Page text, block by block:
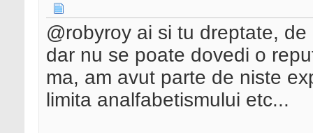
@robyroy ai si tu dreptate,
dar nu se poate dovedi o
ma, am avut parte de niste
limita analfabetismului etc...